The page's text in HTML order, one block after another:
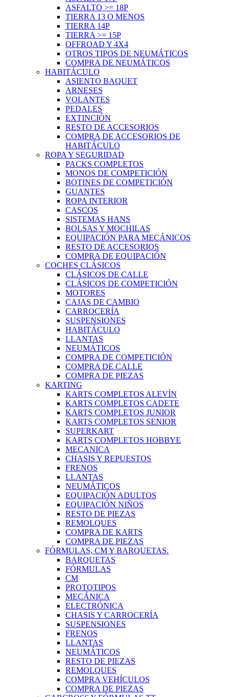
ASFALTO >= 18P
TIERRA 13 O MENOS
TIERRA 14P
TIERRA >= 15P
OFFROAD Y 4X4
OTROS TIPOS DE NEUMÁTICOS
COMPRA DE NEUMÁTICOS
HABITÁCULO
ASIENTO BAQUET
ARNESES
VOLANTES
PEDALES
EXTINCIÓN
RESTO DE ACCESORIOS
COMPRA DE ACCESORIOS DE
HABITÁCULO
ROPA Y SEGURIDAD
PACKS COMPLETOS
MONOS DE COMPETICIÓN
BOTINES DE COMPETICIÓN
GUANTES
ROPA INTERIOR
CASCOS
SISTEMAS HANS
BOLSAS Y MOCHILAS
EQUIPACIÓN PARA MECÁNICOS
RESTO DE ACCESORIOS
COMPRA DE EQUIPACIÓN
COCHES CLÁSICOS
CLÁSICOS DE CALLE
CLÁSICOS DE COMPETICIÓN
MOTORES
CAJAS DE CAMBIO
CARROCERÍA
SUSPENSIONES
HABITÁCULO
LLANTAS
NEUMÁTICOS
COMPRA DE COMPETICIÓN
COMPRA DE CALLE
COMPRA DE PIEZAS
KARTING
KARTS COMPLETOS ALEVÍN
KARTS COMPLETOS CADETE
KARTS COMPLETOS JUNIOR
KARTS COMPLETOS SENIOR
SUPERKART
KARTS COMPLETOS HOBBYE
MECANICA
CHASIS Y REPUESTOS
FRENOS
LLANTAS
NEUMÁTICOS
EQUIPACIÓN ADULTOS
EQUIPACIÓN NIÑOS
RESTO DE PIEZAS
REMOLQUES
COMPRA DE KARTS
COMPRA DE PIEZAS
FÓRMULAS, CM Y BARQUETAS.
BARQUETAS
FÓRMULAS
CM
PROTOTIPOS
MECÁNICA
ELECTRÓNICA
CHASIS Y CARROCERÍA
SUSPENSIONES
FRENOS
LLANTAS
NEUMÁTICOS
RESTO DE PIEZAS
REMOLQUES
COMPRA VEHÍCULOS
COMPRA DE PIEZAS